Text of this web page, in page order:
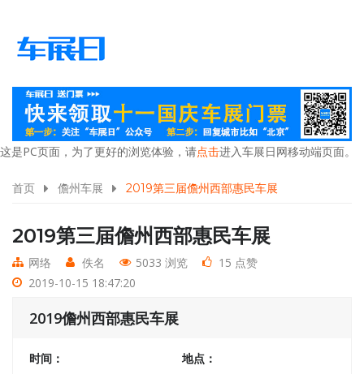
这是PC页面，为了更好的浏览体验，请点击进入车展日网移动端页面。
首页 儋州车展 2019第三届儋州西部惠民车展
2019第三届儋州西部惠民车展
网络 佚名 5033 浏览
15 点赞
2019-10-15 18:47:20
2019儋州西部惠民车展
时间：
地点：